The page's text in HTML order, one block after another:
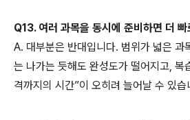
Q13. 여러 과목을 동시에 준비하면 더
A. 대부분은 반대입니다. 범위가 넓은 과
는 나가는 듯해도 완성도가 떨어지고, 복
격까지의 시간”이 오히려 늘어날 수 있습